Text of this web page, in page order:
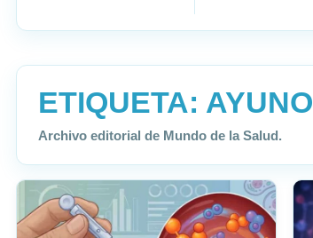
ETIQUETA: AYUNO
Archivo editorial de Mundo de la Salud.